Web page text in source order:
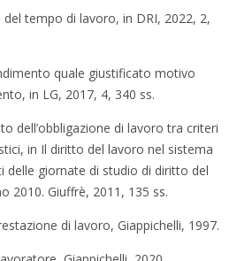
tempo di lavoro, in DRI, 2022, 2,
quale giustificato motivo
in LG, 2017, 4, 340 ss.
dell’obbligazione di lavoro tra criteri
in Il diritto del lavoro nel sistema
delle giornate di studio di diritto del
2010. Giuffrè, 2011, 135 ss.
di lavoro, Giappichelli, 1997.